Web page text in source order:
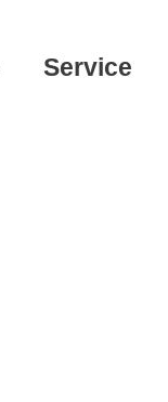
Service